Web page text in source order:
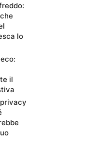
lo
il